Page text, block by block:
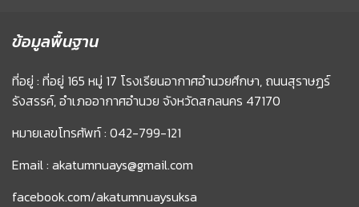
ข้อมูลพื้นฐาน
ที่อยู่ : ที่อยู่ 165 หมู่ 17 โรงเรียนอากาศอำนวยศึกษา, ถนนสุราษฏร์
รังสรรค์, อำเภออากาศอำนวย จังหวัดสกลนคร 47170
หมายเลขโทรศัพท์ : 042-799-121
Email : akatumnuays@gmail.com
facebook.com/akatumnuaysuksa